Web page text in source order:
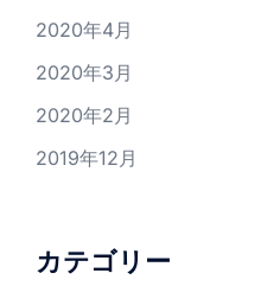
2020年4月
2020年3月
2020年2月
2019年12月
カテゴリー